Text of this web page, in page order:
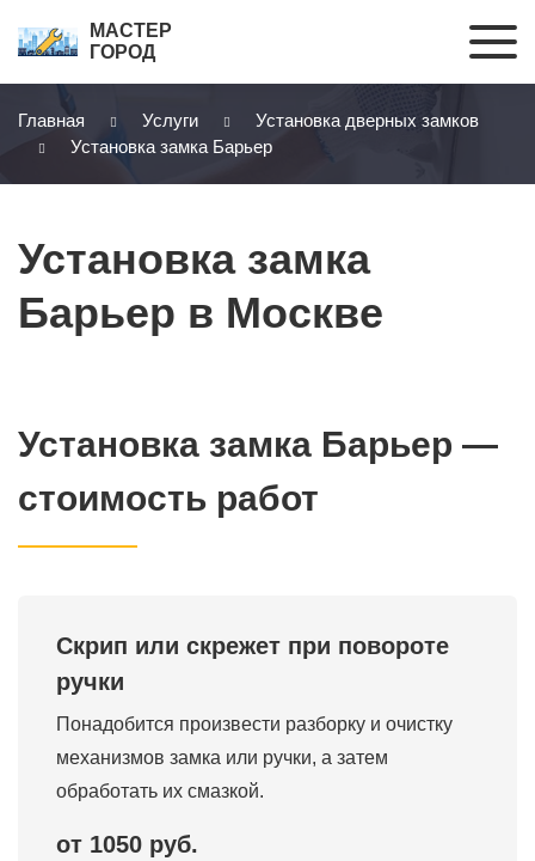
МАСТЕР
ГОРОД
Главная Услуги
Установка дверных замков
Установка замка Барьер
Установка замка
Барьер в Москве
Установка замка Барьер —
стоимость работ
Скрип или скрежет при повороте
ручки
Понадобится произвести разборку и очистку
механизмов замка или ручки, а затем
обработать их смазкой.
от 1050 руб.